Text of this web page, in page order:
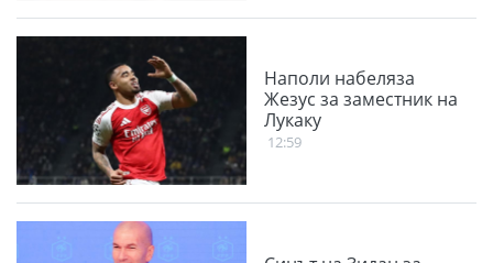
Наполи набеляза
Жезус за заместник на
Лукаку
12:59